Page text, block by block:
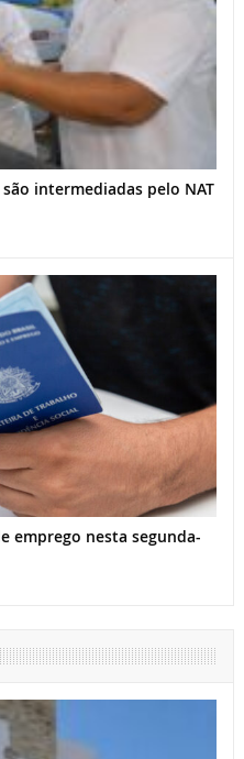
intermediadas pelo NAT
emprego nesta segunda-